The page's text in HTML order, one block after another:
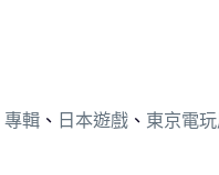
專輯、 日本遊戲、 東京電